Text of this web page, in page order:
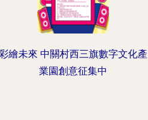
繪未來 中關村西三旗數字文化產
業園創意征集中